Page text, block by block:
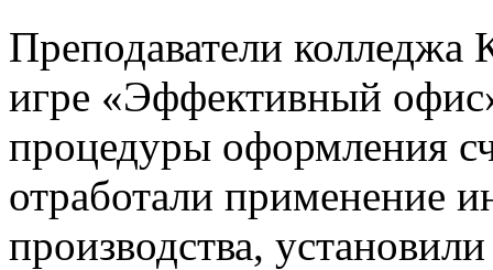
Преподаватели
игре «Эффективный
процедуры оформления
отработали применение
производства,